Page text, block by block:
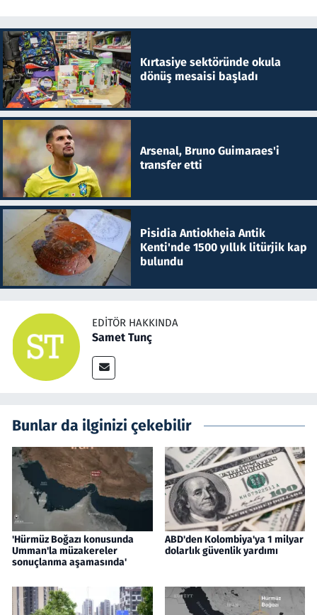
Kırtasiye sektöründe okula
dönüş mesaisi başladı
Arsenal, Bruno Guimaraes'i
transfer etti
Pisidia Antiokheia Antik
Kenti'nde 1500 yıllık litürjik kap
bulundu
EDITÖR HAKKINDA
Samet Tunç
Bunlar da ilginizi çekebilir
'Hürmüz Boğazı konusunda
Umman'la müzakereler
sonuçlanma aşamasında'
ABD'den Kolombiya'ya 1 milyar
dolarlık güvenlik yardımı